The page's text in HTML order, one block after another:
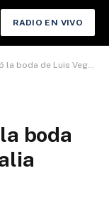
RADIO EN VIVO
Luis Vega y Nathalia Calvimonte
boda